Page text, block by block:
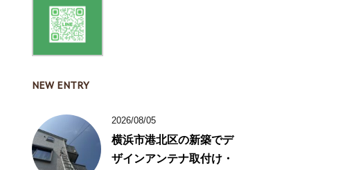
NEW ENTRY
2026/08/05
横浜市港北区の新築でデ
ザインアンテナ取付け・